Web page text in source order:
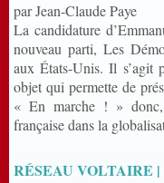
parJean-Claude Paye
La candidature
nouveau parti, Les
aux États-Unis. Il s’agit
objet qui permette de
« En marche ! »
française dans la
RÉSEAU VOLTAIRE